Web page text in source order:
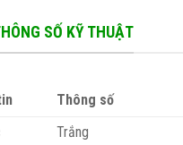
SỐ KỸ THUẬT
Thông số
Trắng